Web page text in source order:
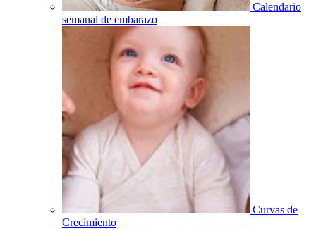
Calendario
semanal de embarazo
Curvas de
Crecimiento